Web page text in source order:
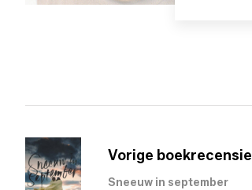
Vorige boekrecensie
Sneeuw in september